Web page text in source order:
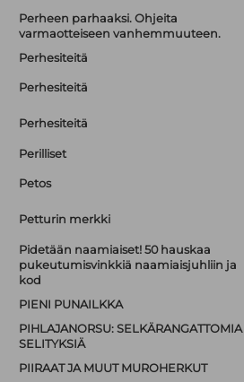
Perheen parhaaksi. Ohjeita
varmaotteiseen vanhemmuuteen.
Perhesiteitä
Perhesiteitä
Perhesiteitä
Perilliset
Petos
Petturin merkki
Pidetään naamiaiset! 50 hauskaa
pukeutumisvinkkiä naamiaisjuhliin ja
kod
PIENI PUNAILKKA
PIHLAJANORSU: SELKÄRANGATTOMIA
SELITYKSIÄ
PIIRAAT JA MUUT MUROHERKUT